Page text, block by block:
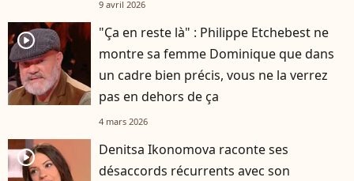
9 avril 2026
player2
"Ça en reste là" : Philippe Etchebest ne
montre sa femme Dominique que dans
un cadre bien précis, vous ne la verrez
pas en dehors de ça
4 mars 2026
player2
Denitsa Ikonomova raconte ses
désaccords récurrents avec son